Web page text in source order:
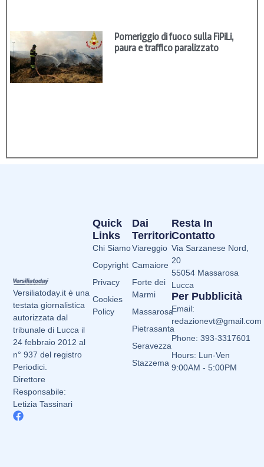
Pomeriggio di fuoco sulla FiPiLi,
paura e traffico paralizzato
Versiliatoday.it è una
testata giornalistica
autorizzata dal
tribunale di Lucca il
24 febbraio 2012 al
n° 937 del registro
Periodici.
Direttore
Responsabile:
Letizia Tassinari
Dai
Territori
Viareggio
Camaiore
Forte dei
Marmi
Massarosa
Pietrasanta
Seravezza
Stazzema
Quick
Links
Chi Siamo
Copyright
Privacy
Cookies
Policy
Resta In
Contatto
Via Sarzanese Nord,
20
55054 Massarosa
Lucca
Per Pubblicità
Email:
redazionevt@gmail.com
Phone: 393-3317601
Hours: Lun-Ven
9:00AM - 5:00PM